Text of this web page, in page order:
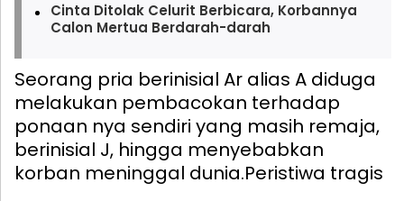
Cinta Ditolak Celurit Berbicara, Korbannya
Calon Mertua Berdarah-darah
Seorang pria berinisial Ar alias A diduga
melakukan pembacokan terhadap
ponaan nya sendiri yang masih remaja,
berinisial J, hingga menyebabkan
korban meninggal dunia.Peristiwa tragis